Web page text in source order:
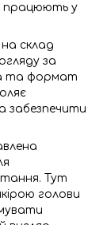
працюють у
склад
за
та формат
забезпечити
Тут
голови